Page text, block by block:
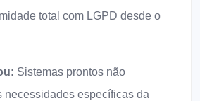
total com LGPD desde o
Sistemas prontos não
necessidades específicas da